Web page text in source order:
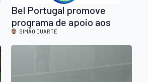
Bel Portugal promove
programa de apoio aos
produtores de leite
SIMÃO DUARTE